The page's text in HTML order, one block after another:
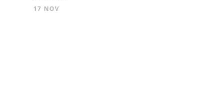
17 NOV